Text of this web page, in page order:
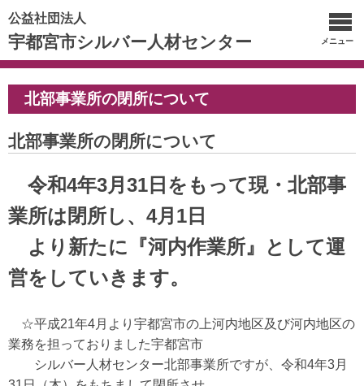
公益社団法人
宇都宮市シルバー人材センター メニュー
北部事業所の閉所について
北部事業所の閉所について
令和4年3月31日をもって現・北部事
業所は閉所し、4月1日
より新たに『河内作業所』として運
営をしていきます。
☆平成21年4月より宇都宮市の上河内地区及び河内地区の
業務を担っておりました宇都宮市
シルバー人材センター北部事業所ですが、令和4年3月